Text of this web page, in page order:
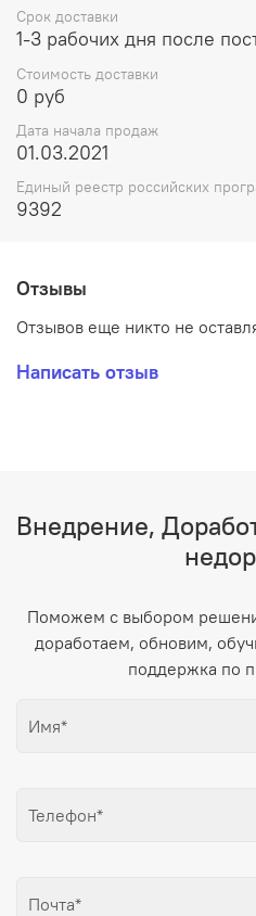
Срок доставки
1-3 рабочих дня после
Стоимость доставки
0 руб
Дата начала продаж
01.03.2021
Единый реестр российских
9392
Отзывы
Отзывов еще никто не
Написать отзыв
Внедрение,
Поможем с выбором
доработаем, обновим,
поддержка по